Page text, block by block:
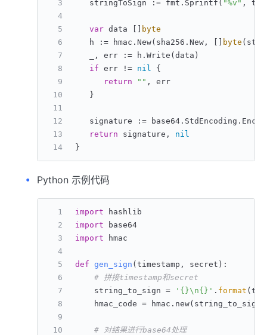
   stringToSign := fmt.Sprintf(
"%v" ,
var data []
byte
   h := hmac.New(sha256.New, []
byte
   _, err := h.Write(data)
if err != nil
{
return
"" , err
   }
signature :=
return signature, nil
}
Python 示例代码
import hashlib
import base64
import hmac
def gen_sign ( timestamp, secret ):
# 拼接timestamp和secret
    string_to_sign =
'{}\n{}' . format
hmac_code =
# 对结果进行base64处理